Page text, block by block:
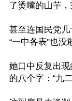
了烫嘴的山芋，
甚至连国民党
“一中各表”也没
她口中反复出
的八个字：“九